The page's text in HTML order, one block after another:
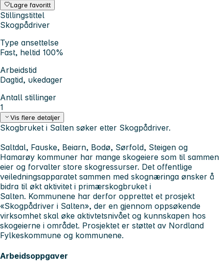
Lagre favoritt
Stillingstittel
Skogpådriver
Type ansettelse
Fast, heltid 100%
Arbeidstid
Dagtid, ukedager
Antall stillinger
1
Vis flere detaljer
Skogbruket i Salten søker etter Skogpådriver.
Saltdal, Fauske, Beiarn, Bodø, Sørfold, Steigen og
Hamarøy kommuner har mange skogeiere som til sammen
eier og forvalter store skogressurser. Det offentlige
veiledningsapparatet sammen med skognæringa ønsker å
bidra til økt aktivitet i primærskogbruket i
Salten. Kommunene har derfor opprettet et prosjekt
«Skogpådriver i Salten», der en gjennom oppsøkende
virksomhet skal øke aktivtetsnivået og kunnskapen hos
skogeierne i området. Prosjektet er støttet av Nordland
Fylkeskommune og kommunene.
Arbeidsoppgaver